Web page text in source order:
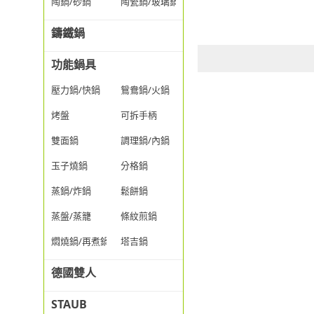
鑄鐵鍋
功能鍋具
壓力鍋/快鍋
鴛鴦鍋/火鍋
烤盤
可拆手柄
雙面鍋
調理鍋/內鍋
玉子燒鍋
分格鍋
蒸鍋/炸鍋
鬆餅鍋
蒸盤/蒸籠
條紋煎鍋
燜燒鍋/再煮鍋
塔吉鍋
德國雙人
STAUB